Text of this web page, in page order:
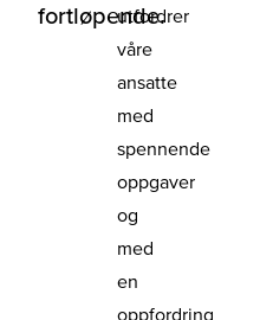
fortløpende.
utfordrer
våre
ansatte
med
spennende
oppgaver
og
med
en
oppfordring